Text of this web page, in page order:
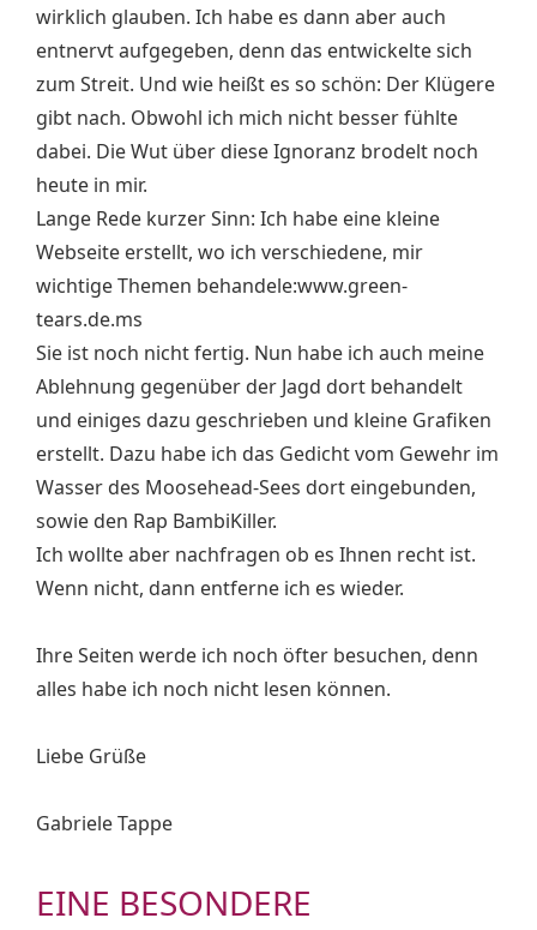
wirklich glauben. Ich habe es dann aber auch
entnervt aufgegeben, denn das entwickelte sich
zum Streit. Und wie heißt es so schön: Der Klügere
gibt nach. Obwohl ich mich nicht besser fühlte
dabei. Die Wut über diese Ignoranz brodelt noch
heute in mir.
Lange Rede kurzer Sinn: Ich habe eine kleine
Webseite erstellt, wo ich verschiedene, mir
wichtige Themen behandele:www.green-
tears.de.ms
Sie ist noch nicht fertig. Nun habe ich auch meine
Ablehnung gegenüber der Jagd dort behandelt
und einiges dazu geschrieben und kleine Grafiken
erstellt. Dazu habe ich das Gedicht vom Gewehr im
Wasser des Moosehead-Sees dort eingebunden,
sowie den Rap BambiKiller.
Ich wollte aber nachfragen ob es Ihnen recht ist.
Wenn nicht, dann entferne ich es wieder.
Ihre Seiten werde ich noch öfter besuchen, denn
alles habe ich noch nicht lesen können.
Liebe Grüße
Gabriele Tappe
EINE BESONDERE